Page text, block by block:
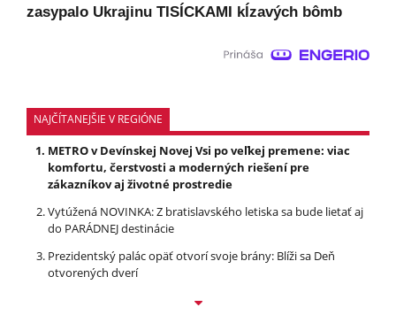
zasypalo Ukrajinu TISÍCKAMI kĺzavých bômb
NAJČÍTANEJŠIE V REGIÓNE
METRO v Devínskej Novej Vsi po veľkej premene: viac
komfortu, čerstvosti a moderných riešení pre
zákazníkov aj životné prostredie
Vytúžená NOVINKA: Z bratislavského letiska sa bude lietať aj
do PARÁDNEJ destinácie
Prezidentský palác opäť otvorí svoje brány: Blíži sa Deň
otvorených dverí